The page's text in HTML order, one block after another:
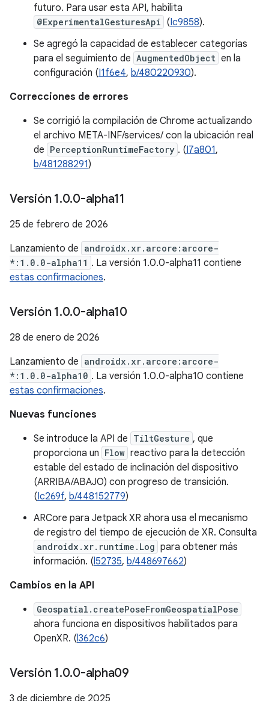
futuro. Para usar esta API, habilita
@ExperimentalGesturesApi (Ic9858).
Se agregó la capacidad de establecer categorías
para el seguimiento de AugmentedObject en la
configuración (I1f6e4, b/480220930).
Correcciones de errores
Se corrigió la compilación de Chrome actualizando
el archivo META-INF/services/ con la ubicación real
de PerceptionRuntimeFactory . (I7a801,
b/481288291)
Versión 1.0.0-alpha11
25 de febrero de 2026
Lanzamiento de androidx.xr.arcore:arcore-
*:1.0.0-alpha11 . La versión 1.0.0-alpha11 contiene
estas confirmaciones.
Versión 1.0.0-alpha10
28 de enero de 2026
Lanzamiento de androidx.xr.arcore:arcore-
*:1.0.0-alpha10 . La versión 1.0.0-alpha10 contiene
estas confirmaciones.
Nuevas funciones
Se introduce la API de TiltGesture , que
proporciona un Flow reactivo para la detección
estable del estado de inclinación del dispositivo
(ARRIBA/ABAJO) con progreso de transición.
(Ic269f, b/448152779)
ARCore para Jetpack XR ahora usa el mecanismo
de registro del tiempo de ejecución de XR. Consulta
androidx.xr.runtime.Log para obtener más
información. (l52735, b/448697662)
Cambios en la API
Geospatial.createPoseFromGeospatialPose
ahora funciona en dispositivos habilitados para
OpenXR. (l362c6)
Versión 1.0.0-alpha09
3 de diciembre de 2025